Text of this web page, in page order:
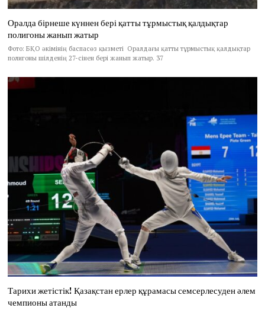
Оралда бірнеше күннен бері қатты тұрмыстық қалдықтар
полигоны жанып жатыр
Фото: БҚО әкімінің баспасөз қызметі Оралдағы қатты тұрмыстық қалдықтар
полигоны шілденің 27-сінен бері жанып жатыр. 37
Тарихи жетістік! Қазақстан ерлер құрамасы семсерлесуден әлем
чемпионы атанды